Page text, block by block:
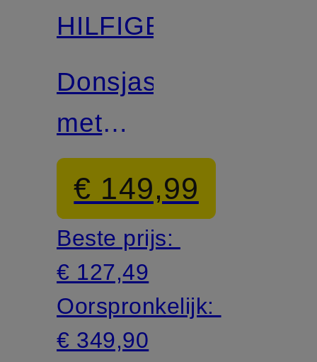
HILFIGER
Donsjas
met
afneembbare
kunstbontkraag
€ 149,99
Beste prijs:
€ 127,49
Oorspronkelijk:
€ 349,90